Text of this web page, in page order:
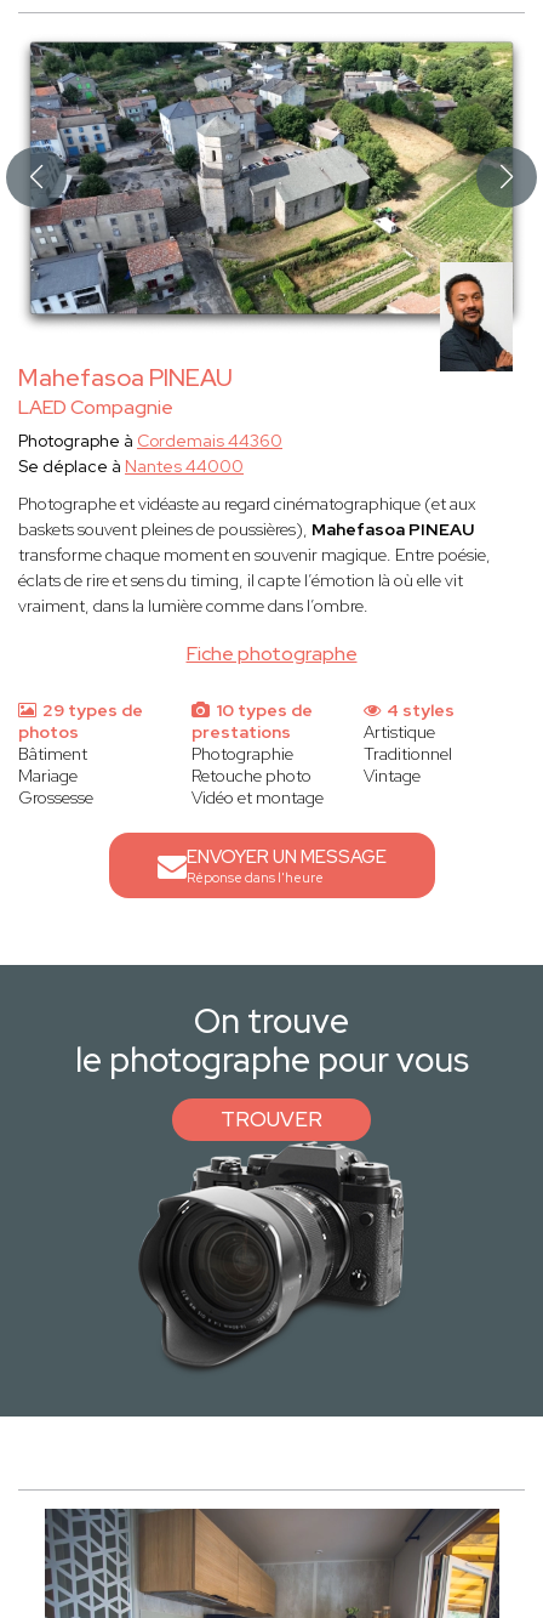
Mahefasoa PINEAU
LAED Compagnie
Fiche photographe
Photographe à Cordemais 44360
Se déplace à Nantes 44000
Photographe et vidéaste au regard cinématographique (et aux
baskets souvent pleines de poussières), Mahefasoa PINEAU
transforme chaque moment en souvenir magique. Entre poésie,
éclats de rire et sens du timing, il capte l’émotion là où elle vit
vraiment, dans la lumière comme dans l’ombre.
29 types de
photos
Bâtiment
Mariage
Grossesse
10 types de
prestations
Photographie
Retouche photo
Vidéo et montage
4 styles
Artistique
Traditionnel
Vintage
ENVOYER UN MESSAGE
Réponse dans l'heure
On trouve
le photographe pour vous
TROUVER